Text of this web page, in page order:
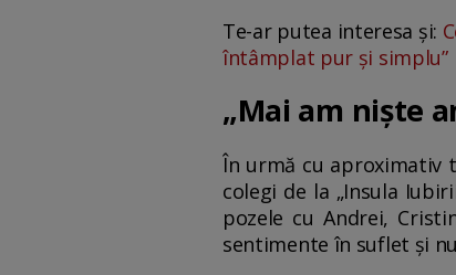
Te-ar putea interesa și:
întâmplat pur și simplu”
„Mai am niște
În urmă cu aproximativ
colegi de la „Insula
pozele cu Andrei,
sentimente în suflet și